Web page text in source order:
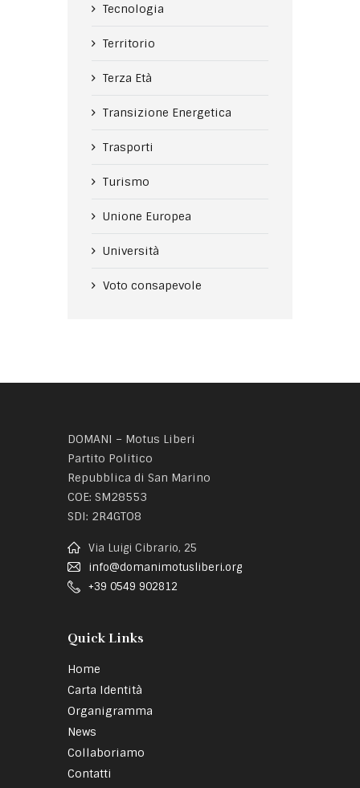
Tecnologia
Territorio
Terza Età
Transizione Energetica
Trasporti
Turismo
Unione Europea
Università
Voto consapevole
DOMANI – Motus Liberi
Partito Politico
Repubblica di San Marino
COE: SM28553
SDI: 2R4GTO8
Via Luigi Cibrario, 25
info@domanimotusliberi.org
+39 0549 902812
Quick Links
Home
Carta Identità
Organigramma
News
Collaboriamo
Contatti